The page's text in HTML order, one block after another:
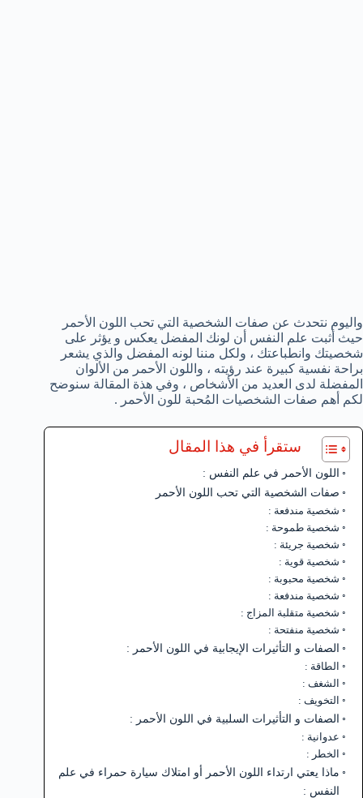
واليوم نتحدث عن صفات الشخصية التي تحب اللون الأحمر
حيث أثبت علم النفس أن لونك المفضل يعكس و يؤثر على
شخصيتك وانطباعتك ، ولكل مننا لونه المفضل والذي يشعر
براحة نفسية كبيرة عند رؤيته ، واللون الأحمر من الألوان
المفضلة لدى العديد من الأشخاص ، وفي هذة المقالة سنوضح
لكم أهم صفات الشخصيات المُحبة للون الأحمر .
ستقرأ في هذا المقال
اللون الأحمر في علم النفس :
صفات الشخصية التي تحب اللون الأحمر
شخصية مندفعة :
شخصية طموحة :
شخصية جريئة :
شخصية قوية :
شخصية محبوبة :
شخصية مندفعة :
شخصية متقلبة المزاج :
شخصية منفتحة :
الصفات و التأثيرات الإيجابية في اللون الأحمر :
الطاقة :
الشغف :
التخويف :
الصفات و التأثيرات السلبية في اللون الأحمر :
عدوانية :
الخطر :
ماذا يعتي ارتداء اللون الأحمر أو امتلاك سيارة حمراء في علم
النفس :